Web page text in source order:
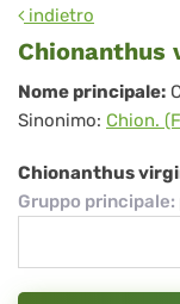
indietro
Chionanthus
virginicus
(Fincke)
Nome principale:
Sinonimo: Chion.
Chionanthus
Gruppo principale: